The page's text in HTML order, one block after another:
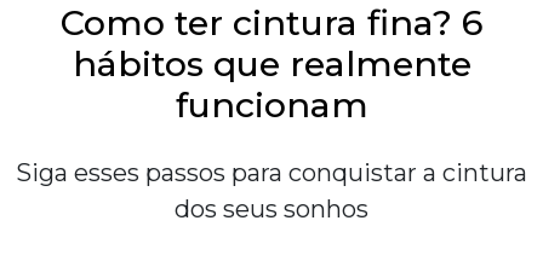
Como ter cintura fina? 6
hábitos que realmente
funcionam
Siga esses passos para conquistar a cintura
dos seus sonhos